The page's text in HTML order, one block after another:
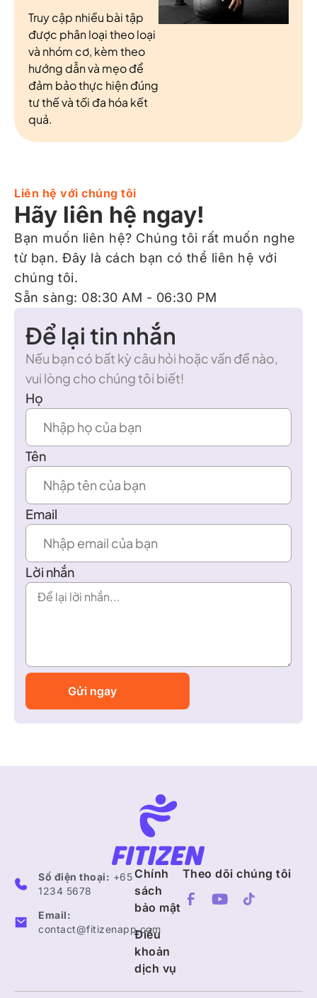
Truy cập nhiều bài tập
được phân loại theo loại
và nhóm cơ, kèm theo
hướng dẫn và mẹo để
đảm bảo thực hiện đúng
tư thế và tối đa hóa kết
quả.
Liên hệ với chúng tôi
Hãy liên hệ ngay!
Bạn muốn liên hệ? Chúng tôi rất muốn nghe
từ bạn. Đây là cách bạn có thể liên hệ với
chúng tôi.
Sẵn sàng: 08:30 AM - 06:30 PM
Để lại tin nhắn
Nếu bạn có bất kỳ câu hỏi hoặc vấn đề nào,
vui lòng cho chúng tôi biết!
Họ
Tên
Email
Lời nhắn
Số điện thoại: +65
1234 5678
Email:
contact@fitizenapp.com
Chính
sách
bảo mật
Điều
khoản
dịch vụ
Theo dõi chúng tôi